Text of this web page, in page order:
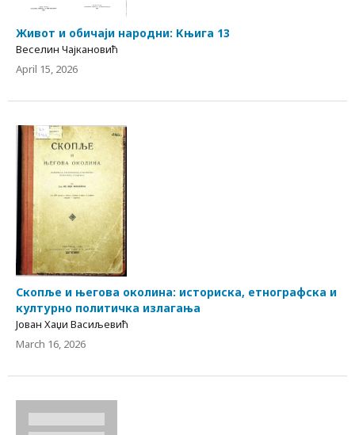
Живот и обичаји народни: Књига 13
Веселин Чајкановић
April 15, 2026
Скопље и његова околина: историска, етнографска и
културно политичка излагања
Јован Хаџи Васиљевић
March 16, 2026